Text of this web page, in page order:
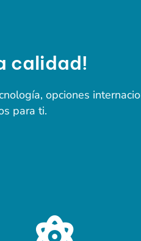
calidad!
opciones
para ti.